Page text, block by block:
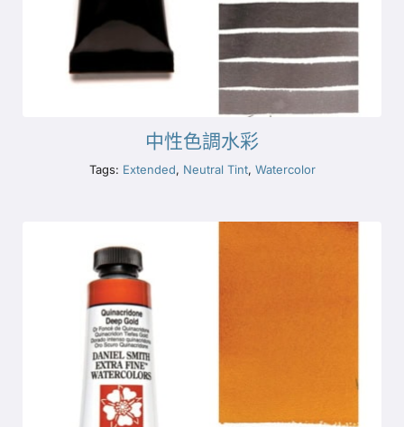
中性色調水彩
Tags: Extended, Neutral Tint, Watercolor